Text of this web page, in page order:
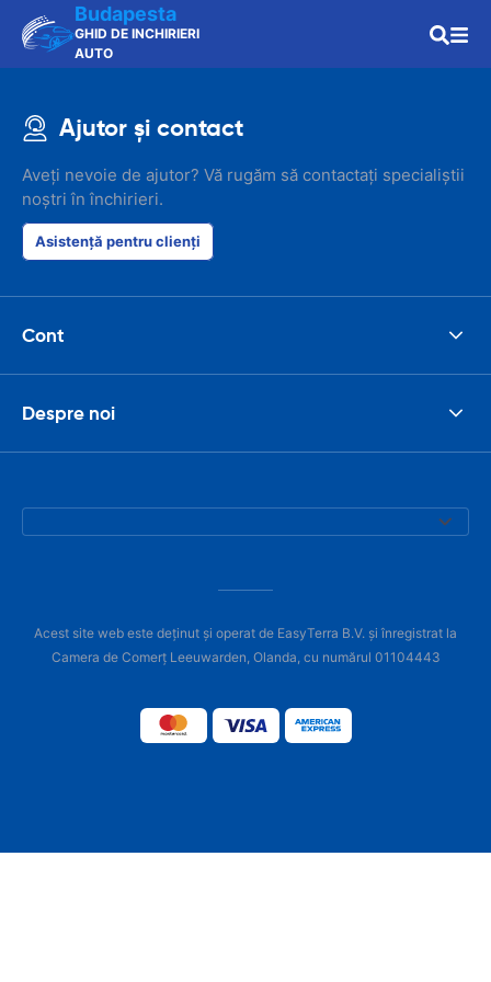
Budapesta
GHID DE INCHIRIERI
AUTO
Ajutor și contact
Aveți nevoie de ajutor? Vă rugăm să contactați specialiștii
noștri în închirieri.
Asistență pentru clienți
Cont
Despre noi
Acest site web este deținut și operat de EasyTerra B.V. și înregistrat la
Camera de Comerț Leeuwarden, Olanda, cu numărul 01104443